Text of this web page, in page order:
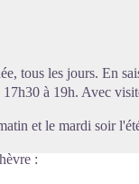
tous les jours. En
à 19h. Avec
et le mardi soir
: